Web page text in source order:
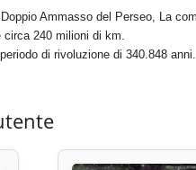
Ammasso del Perseo, La
circa 240 milioni di km.
di rivoluzione di 340.848 anni.